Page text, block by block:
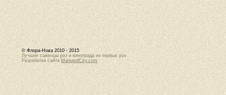
© Флора-Нова 2010 - 2015
Лучшие саженцы роз и винограда из первых рук
Разработка сайтаMariupolCity.com